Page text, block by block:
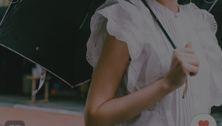
(121)
adidas
アディダス バイ ステラマッカートニー
ALLISON BROWN
アリソンブラウン
amabro
アマブロ